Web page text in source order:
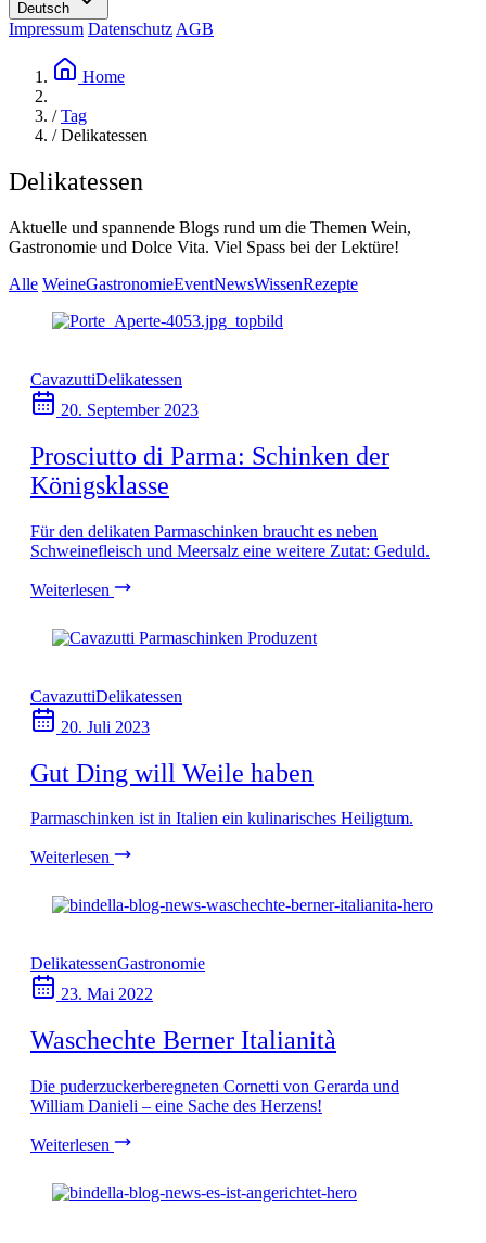
Les Moby Dicks
Kontakte
Nachhaltigkeit
Deutsch
Impressum Datenschutz AGB
Home
/ Tag
/ Delikatessen
Delikatessen
Aktuelle und spannende Blogs rund um die Themen Wein,
Gastronomie und Dolce Vita. Viel Spass bei der Lektüre!
Alle WeineGastronomieEventNewsWissenRezepte
CavazuttiDelikatessen
20. September 2023
Prosciutto di Parma: Schinken der
Königsklasse
Für den delikaten Parmaschinken braucht es neben
Schweinefleisch und Meersalz eine weitere Zutat: Geduld.
Weiterlesen
CavazuttiDelikatessen
20. Juli 2023
Gut Ding will Weile haben
Parmaschinken ist in Italien ein kulinarisches Heiligtum.
Weiterlesen
DelikatessenGastronomie
23. Mai 2022
Waschechte Berner Italianità
Die puderzuckerberegneten Cornetti von Gerarda und
William Danieli – eine Sache des Herzens!
Weiterlesen